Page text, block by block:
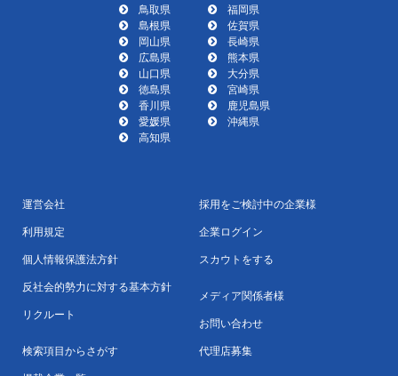
鳥取県
島根県
岡山県
広島県
山口県
徳島県
香川県
愛媛県
高知県
福岡県
佐賀県
長崎県
熊本県
大分県
宮崎県
鹿児島県
沖縄県
運営会社
利用規定
個人情報保護法方針
反社会的勢力に対する基本方針
リクルート
検索項目からさがす
採用をご検討中の企業様
企業ログイン
スカウトをする
メディア関係者様
お問い合わせ
代理店募集